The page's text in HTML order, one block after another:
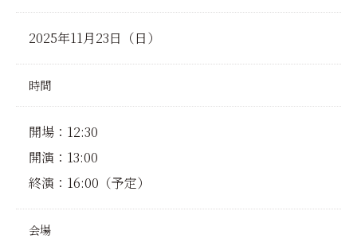
2025年11月23日（日）
時間
開場：12:30
開演：13:00
終演：16:00（予定）
会場